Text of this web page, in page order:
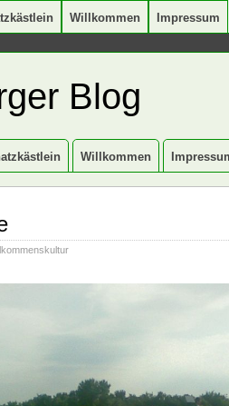
Willkommen Impressum
Blog
Willkommen